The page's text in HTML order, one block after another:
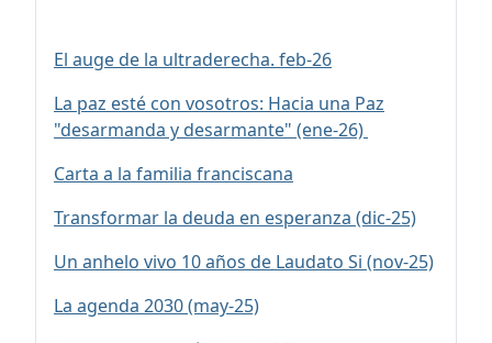
El auge de la ultraderecha. feb-26
La paz esté con vosotros: Hacia una Paz
"desarmanda y desarmante" (ene-26)
Carta a la familia franciscana
Transformar la deuda en esperanza (dic-25)
Un anhelo vivo 10 años de Laudato Si (nov-25)
La agenda 2030 (may-25)